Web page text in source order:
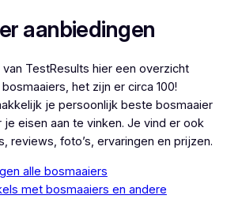
aanbiedingen
TestResults hier een overzicht
het zijn er circa 100!
je persoonlijk beste bosmaaier
eisen aan te vinken. Je vind er ook
reviews, foto’s, ervaringen en prijzen.
alle bosmaaiers
met bosmaaiers en andere